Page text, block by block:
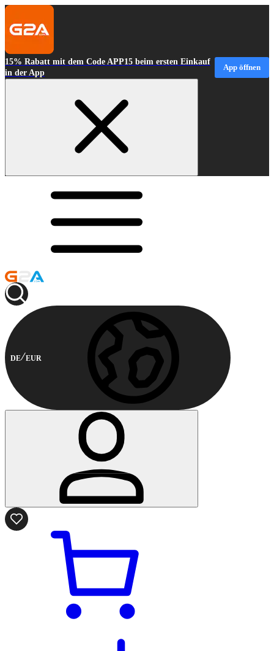
15% Rabatt mit dem Code APP15 beim ersten Einkauf
in der App
App öffnen
DE EUR